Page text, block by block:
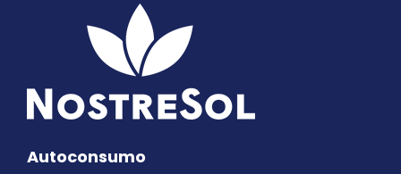
Autoconsumo